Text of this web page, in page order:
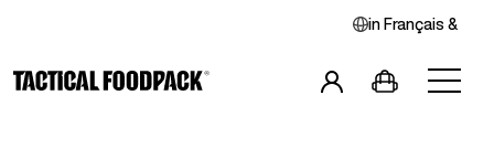
in Français &